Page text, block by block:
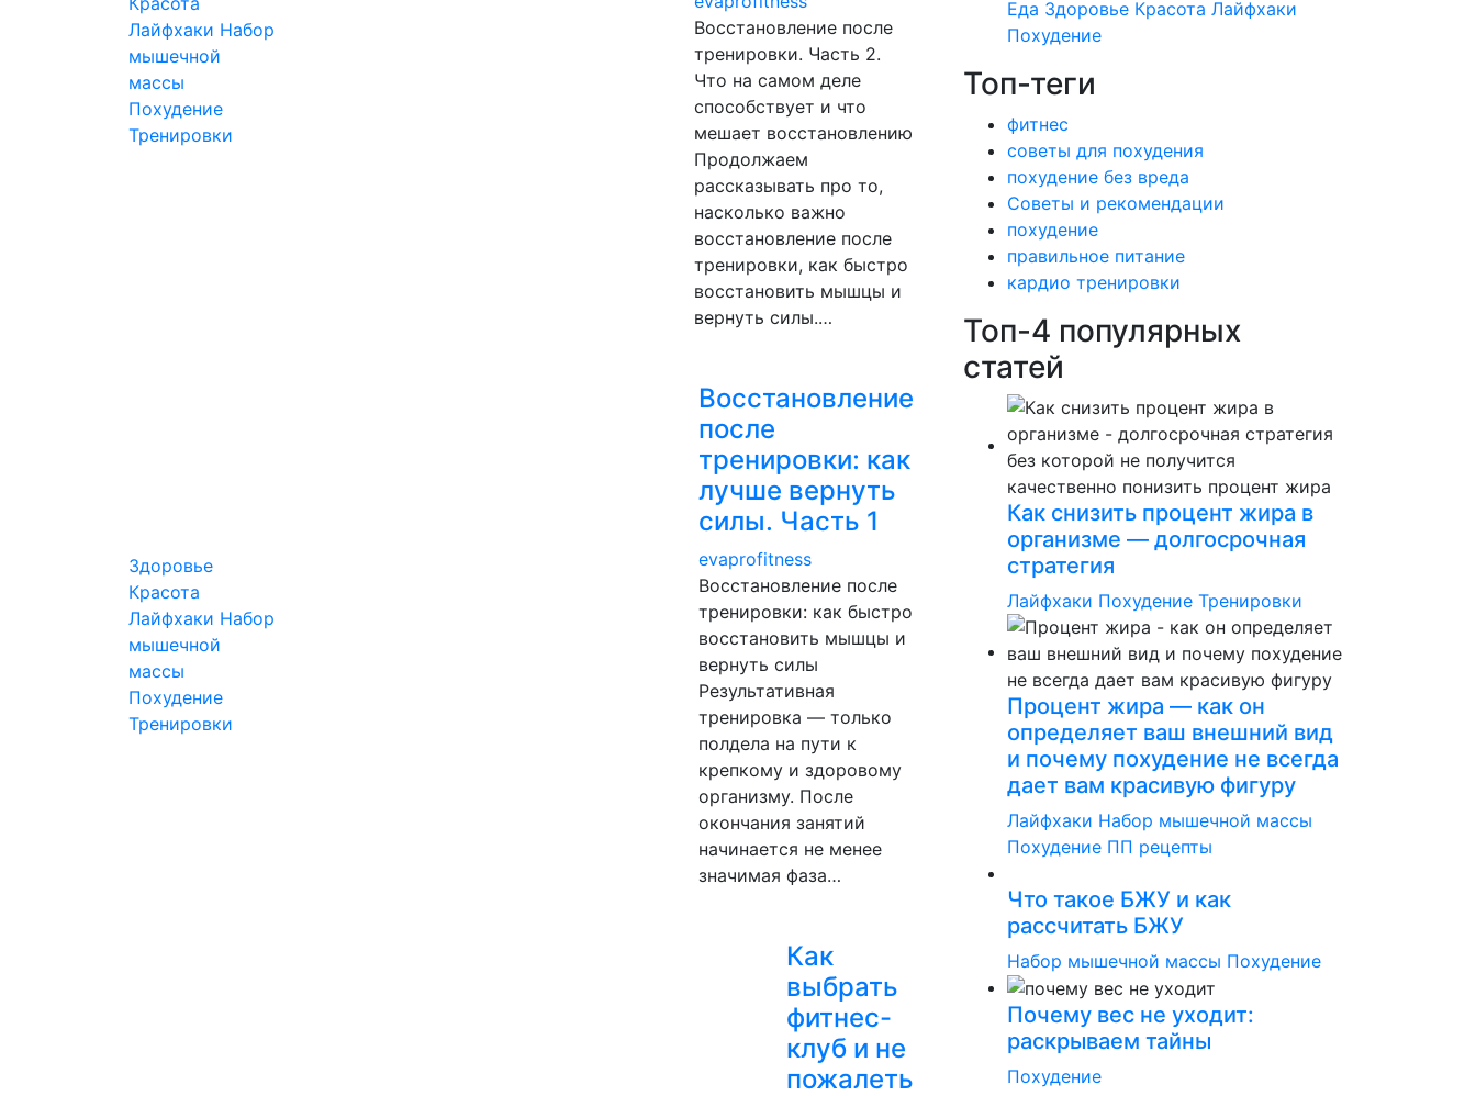
Лайфхаки Набор
мышечной
массы
Похудение
Тренировки
Восстановление после
тренировки. Часть 2.
Что на самом деле
способствует и что
мешает восстановлению
Продолжаем
рассказывать про то,
насколько важно
восстановление после
тренировки, как быстро
восстановить мышцы и
вернуть силы.…
Здоровье
Красота
Лайфхаки Набор
мышечной
массы
Похудение
Тренировки
Восстановление
после
тренировки: как
лучше вернуть
силы. Часть 1
evaprofitness
Восстановление после
тренировки: как быстро
восстановить мышцы и
вернуть силы
Результативная
тренировка — только
полдела на пути к
крепкому и здоровому
организму. После
окончания занятий
начинается не менее
значимая фаза…
Как
выбрать
фитнес-
клуб и не
пожалеть
Еда Здоровье Красота Лайфхаки
Похудение
Топ-теги
фитнес
советы для похудения
похудение без вреда
Советы и рекомендации
похудение
правильное питание
кардио тренировки
Топ-4 популярных
статей
Как снизить процент жира в
организме — долгосрочная
стратегия
Лайфхаки Похудение Тренировки
Процент жира — как он
определяет ваш внешний вид
и почему похудение не всегда
дает вам красивую фигуру
Лайфхаки Набор мышечной массы
Похудение ПП рецепты
Что такое БЖУ и как
рассчитать БЖУ
Набор мышечной массы Похудение
Почему вес не уходит:
раскрываем тайны
Похудение